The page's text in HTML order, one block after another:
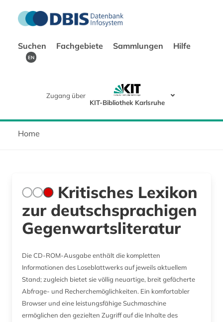
Suchen Fachgebiete Sammlungen Hilfe
EN
Zugang über
KIT-Bibliothek Karlsruhe
Home
Kritisches Lexikon
zur deutschsprachigen
Gegenwartsliteratur
Die CD-ROM-Ausgabe enthält die kompletten
Informationen des Loseblattwerks auf jeweils aktuellem
Stand; zugleich bietet sie völlig neuartige, breit gefächerte
Abfrage- und Recherchemöglichkeiten. Ein komfortabler
Browser und eine leistungsfähige Suchmaschine
ermöglichen den gezielten Zugriff auf die Inhalte des